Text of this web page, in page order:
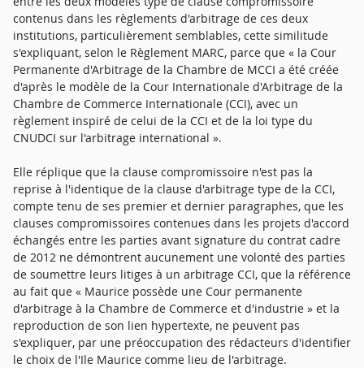
contenus dans les règlements d'arbitrage de ces deux
institutions, particulièrement semblables, cette similitude
s'expliquant, selon le Règlement MARC, parce que « la Cour
Permanente d'Arbitrage de la Chambre de MCCI a été créée
d'après le modèle de la Cour Internationale d'Arbitrage de la
Chambre de Commerce Internationale (CCI), avec un
règlement inspiré de celui de la CCI et de la loi type du
CNUDCI sur l'arbitrage international ».
Elle réplique que la clause compromissoire n'est pas la
reprise à l'identique de la clause d'arbitrage type de la CCI,
compte tenu de ses premier et dernier paragraphes, que les
clauses compromissoires contenues dans les projets d'accord
échangés entre les parties avant signature du contrat cadre
de 2012 ne démontrent aucunement une volonté des parties
de soumettre leurs litiges à un arbitrage CCI, que la référence
au fait que « Maurice possède une Cour permanente
d'arbitrage à la Chambre de Commerce et d'industrie » et la
reproduction de son lien hypertexte, ne peuvent pas
s'expliquer, par une préoccupation des rédacteurs d'identifier
le choix de l'Ile Maurice comme lieu de l'arbitrage.